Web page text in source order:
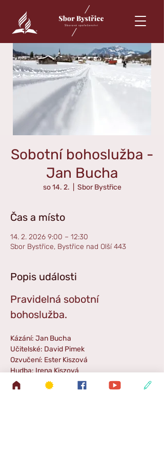
Sobotní bohoslužba -
Jan Bucha
so 14. 2. Sbor Bystřice
Čas a místo
14. 2. 2026 9:00 – 12:30
Sbor Bystřice, Bystřice nad Olší 443
Popis události
Pravidelná sobotní
bohoslužba.
Kázání: Jan Bucha
Učitelské: David Pimek
Ozvučení: Ester Kiszová
Hudba: Irena Kiszová
Příběh: Jan Bucha
Zpestření: Holky Klodovy